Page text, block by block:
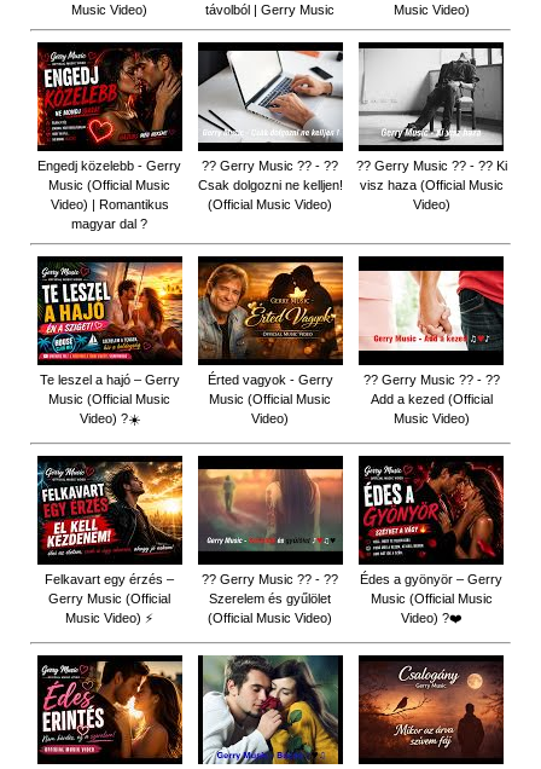
Music Video)
távolból | Gerry Music
Music Video)
Engedj közelebb - Gerry
Music (Official Music
Video) | Romantikus
magyar dal ?
?? Gerry Music ?? - ??
Csak dolgozni ne kelljen!
(Official Music Video)
?? Gerry Music ?? - ?? Ki
visz haza (Official Music
Video)
Te leszel a hajó – Gerry
Music (Official Music
Video) ?☀️
Érted vagyok - Gerry
Music (Official Music
Video)
?? Gerry Music ?? - ??
Add a kezed (Official
Music Video)
Felkavart egy érzés –
Gerry Music (Official
Music Video) ⚡
?? Gerry Music ?? - ??
Szerelem és gyűlölet
(Official Music Video)
Édes a gyönyör – Gerry
Music (Official Music
Video) ?❤️